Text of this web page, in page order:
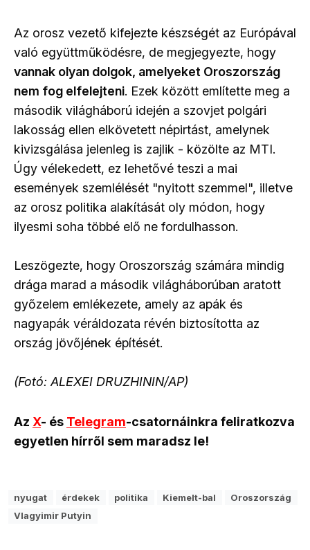
Az orosz vezető kifejezte készségét az Európával
való együttműködésre, de megjegyezte, hogy
vannak olyan dolgok, amelyeket Oroszország
nem fog elfelejteni. Ezek között említette meg a
második világháború idején a szovjet polgári
lakosság ellen elkövetett népirtást, amelynek
kivizsgálása jelenleg is zajlik - közölte az MTI.
Úgy vélekedett, ez lehetővé teszi a mai
események szemlélését "nyitott szemmel", illetve
az orosz politika alakítását oly módon, hogy
ilyesmi soha többé elő ne fordulhasson.
Leszögezte, hogy Oroszország számára mindig
drága marad a második világháborúban aratott
győzelem emlékezete, amely az apák és
nagyapák véráldozata révén biztosította az
ország jövőjének építését.
(Fotó: ALEXEI DRUZHININ/AP)
Az X- és Telegram-csatornáinkra feliratkozva
egyetlen hírről sem maradsz le!
nyugat érdekek politika Kiemelt-bal
Oroszország
Vlagyimir Putyin